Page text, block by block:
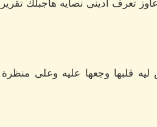
تعرف ادينى نصايه هاجبلك
قلبها وجعها عليه وعلى منظرة